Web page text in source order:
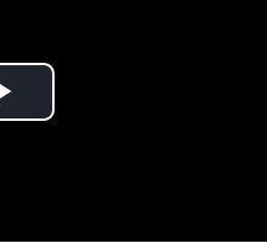
Play Video